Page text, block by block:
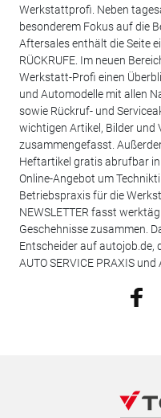
Werkstattprofi. Neben
besonderem Fokus auf die
Aftersales enthält die Seite
RÜCKRUFE. Im neuen
Werkstatt-Profi einen
und Automodelle mit allen
sowie Rückruf- und
wichtigen Artikel, Bilder und
zusammengefasst.
Heftartikel gratis abrufbar
Online-Angebot um
Betriebspraxis für die
NEWSLETTER fasst
Geschehnisse zusammen.
Entscheider auf autojob.de,
AUTO SERVICE PRAXIS